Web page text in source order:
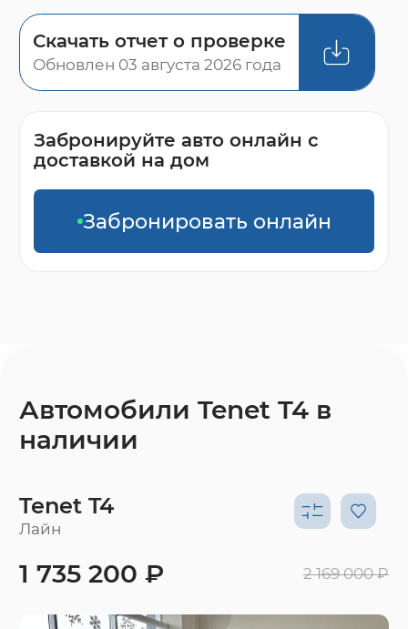
Скачать отчет о проверке
Обновлен 03 августа 2026 года
Забронируйте авто онлайн с
доставкой на дом
Забронировать онлайн
Автомобили Tenet T4 в
наличии
Tenet T4
Лайн
1 735 200 ₽ 2 169 000 ₽